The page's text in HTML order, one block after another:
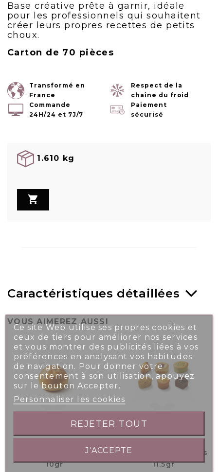
Base créative prête à garnir, idéale
pour les professionnels qui souhaitent
créer leurs propres recettes de petits
choux.
Carton de 70 pièces
Transformé en
France
Respect de la
chaîne du froid
Commande
24H/24 et 7J/7
Paiement
sécurisé
1.610 kg

Caractéristiques détaillées
VOUS AIMEREZ AUSSI
Mini Brioche Nature
10gr
Petits Fours Mirlitons
11.5gr
Ce site Web utilise ses propres cookies et
ceux de tiers pour améliorer nos services
et vous montrer des publicités liées à vos
préférences en analysant vos habitudes
de navigation. Pour donner votre
consentement à son utilisation, appuyez
sur le bouton Accepter.
Personnaliser les cookies
REJETER TOUT
J'ACCEPTE